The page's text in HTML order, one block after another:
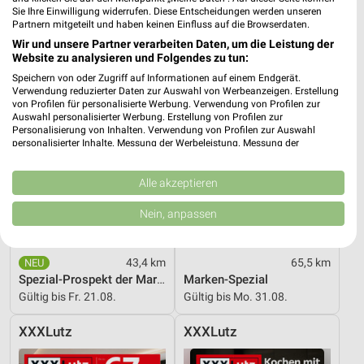
XXXLutz
43,4 km
Spezial-Prospekt der Marken
Gültig bis Fr. 21.08.
Zurbrüggen
65,5 km
Marken-Spezial
Gültig bis Mo. 31.08.
XXXLutz XXXLutz
Sie Ihre Einwilligung widerrufen. Diese Entscheidungen werden unseren
Partnern mitgeteilt und haben keinen Einfluss auf die Browserdaten.
Wir und unsere Partner verarbeiten Daten, um die Leistung der
Website zu analysieren und Folgendes zu tun:
Speichern von oder Zugriff auf Informationen auf einem Endgerät.
Verwendung reduzierter Daten zur Auswahl von Werbeanzeigen. Erstellung
von Profilen für personalisierte Werbung. Verwendung von Profilen zur
Auswahl personalisierter Werbung. Erstellung von Profilen zur
Personalisierung von Inhalten. Verwendung von Profilen zur Auswahl
personalisierter Inhalte. Messung der Werbeleistung. Messung der
Kombinationen von Daten aus verschiedenen Quellen. Entwicklung und
Verbesserung der Angebote. Verwendung reduzierter Daten zur Auswahl
von Inhalten.
Daten können außerhalb der Europäischen Union weitergegeben und in die
USA gesendet werden.
Website/App.
Partnerliste anzeigen (1 IAB-Anbieter)
Wir nutzen Ihre Daten für folgende Zwecke:
Speichern von oder Zugriff auf Informationen
auf einem Endgerät
Alle akzeptieren
Nein, anpassen